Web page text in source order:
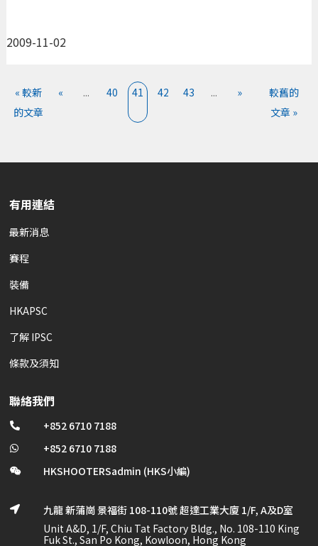
2009-11-02
« 較新
的文章
« ... 40 41 42 43 ... »
較舊的
文章 »
有用連結
最新消息
賽程
裝備
HKAPSC
了解 IPSC
條款及須知
聯絡我們
 +852 6710 7188
 +852 6710 7188
 HKSHOOTERSadmin (HKS小編)

九龍 新蒲崗 景福街 108-110號 超達工業大廈 1/F, A及D室
Unit A&D, 1/F, Chiu Tat Factory Bldg., No. 108-110 King
Fuk St., San Po Kong, Kowloon, Hong Kong